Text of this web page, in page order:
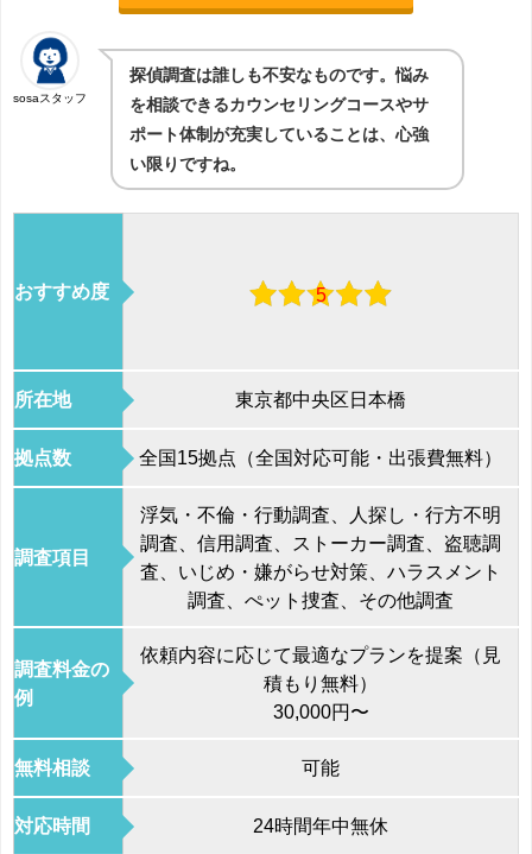
sosaスタッフ
探偵調査は誰しも不安なものです。悩み
を相談できるカウンセリングコースやサ
ポート体制が充実していることは、心強
い限りですね。
おすすめ度 5
所在地 東京都中央区日本橋
拠点数 全国 15拠点（全国対応可能・出張費無料）
調査項目
浮気・不倫・行動調査、人探し・行方不明
調査、信用調査、ストーカー調査、盗聴調
査、いじめ・嫌がらせ対策、ハラスメント
調査、ぺット捜査、その他調査
調査料金の
例
依頼内容に応じて最適なプランを提案（見
積もり無料）
30,000円〜
無料相談 可能
対応時間 24時間年中無休